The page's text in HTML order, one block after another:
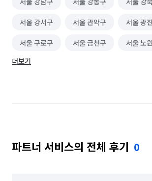
서울 강서구 서울 관악구 서울 광
서울 구로구 서울 금천구 서울 노
서울 도봉구
서울 성동구 서울 성북구 서울 송
서울 은평구 서울 종로구 서울 중구
더보기
파트너 서비스의 전체 후기 0